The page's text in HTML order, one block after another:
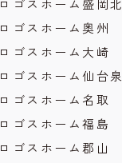
ロゴスホーム盛岡北
ロゴスホーム奥州
ロゴスホーム大崎
ロゴスホーム仙台泉
ロゴスホーム名取
ロゴスホーム福島
ロゴスホーム郡山